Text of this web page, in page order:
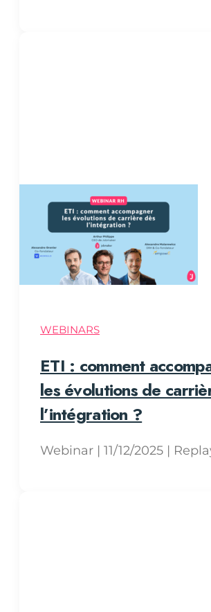
WEBINARS
ETI : comment
les évolutions de
l’intégration ?
Webinar | 11/12/2025 |